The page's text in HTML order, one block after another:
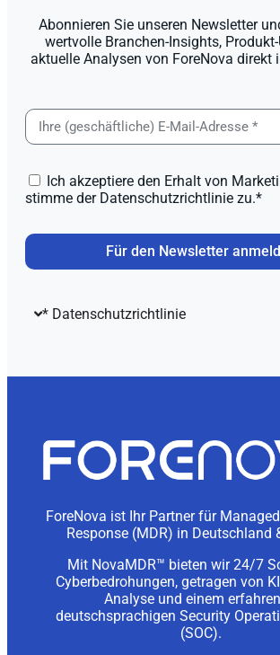
Abonnieren Sie unseren Newsletter
wertvolle Branchen-Insights,
aktuelle Analysen von ForeNova direkt
Ich akzeptiere den Erhalt von
stimme der Datenschutzrichtlinie zu.*
Für den Newsletter
* Datenschutzrichtlinie
ForeNova ist Ihr Partner für
Response (MDR) in Deutschland
Mit NovaMDR™ bieten wir 24/7
Cyberbedrohungen, getragen von
Analyse und einem
deutschsprachigen Security
(SOC).